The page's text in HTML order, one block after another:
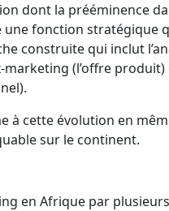
dont la prééminence
fonction stratégique
construite qui inclut
(l’offre produit)
à cette évolution en
sur le continent.
en Afrique par